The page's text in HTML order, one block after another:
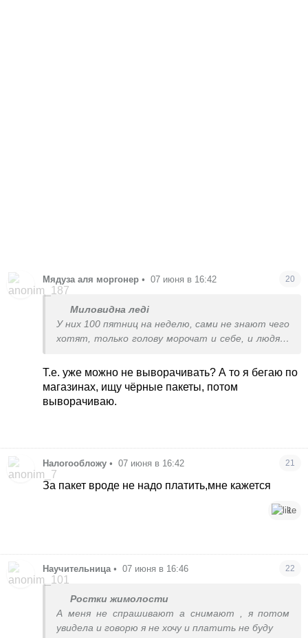
Мядуза аля моргонер • 07 июня в 16:42 20
Миловидна леді
У них 100 пятниц на неделю, сами не знают чего
хотят, только голову морочат и себе, и людям.
коробки, пакеты. А как-то вдруг сказали нафига
я это делаю, не надо выворачивать, пусть
будет как есть. Отправляла у них потом
Т.е. уже можно не выворачивать? А то я бегаю по
магазинах, ищу чёрные пакеты, потом
выворачиваю.
Налогообложу • 07 июня в 16:42 21
За пакет вроде не надо платить,мне кажется
1
Научительница • 07 июня в 16:46 22
Ростки жимолости
А меня не спрашивают а снимают , я потом
увидела и говорю я не хочу и платить не буду